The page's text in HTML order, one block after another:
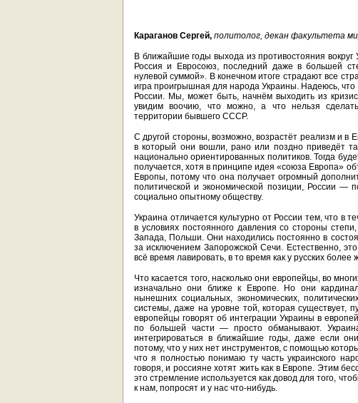
Караганов Сергей, политолог, декан факультета
В ближайшие годы выхода из противостояния
Россия и Евросоюз, последний даже в большей
нулевой суммой». В конечном итоге страдают все
игра проигрышная для народа Украины. Надеюсь,
России. Мы, может быть, начнём выходить из
увидим воочию, что можно, а что нельзя
территории бывшего СССР.
С другой стороны, возможно, возрастёт реализм и в
в который они вошли, рано или поздно приведёт
национально ориентированных политиков. Тогда
получается, хотя в принципе идея «союза Европа»
Европы, потому что она получает огромный
политической и экономической позиции, России —
социально опытному обществу.
Украина отличается культурно от России тем, что в
в условиях постоянного давления со стороны
Запада, Польши. Они находились постоянно в
за исключением Запорожской Сечи. Естественно,
всё время лавировать, в то время как у русских
Что касается того, насколько они европейцы, во
изначально они ближе к Европе. Но они
нынешних социальных, экономических,
системы, даже на уровне той, которая существует,
европейцы говорят об интеграции Украины в
по большей части — просто обманывают.
интегрироваться в ближайшие годы, даже если
потому, что у них нет инструментов, с помощью
что я полностью понимаю ту часть украинского
говоря, и россияне хотят жить как в Европе. Этим
это стремление используется как довод для того,
к нам, попросят и у нас что-нибудь.